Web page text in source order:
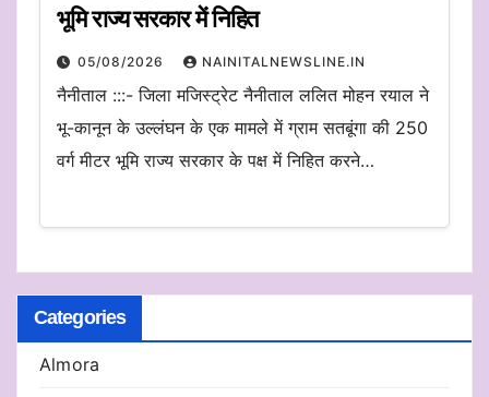
भूमि राज्य सरकार में निहित
05/08/2026 NAINITALNEWSLINE.IN
नैनीताल :::- जिला मजिस्ट्रेट नैनीताल ललित मोहन रयाल ने
भू-कानून के उल्लंघन के एक मामले में ग्राम सतबूंगा की 250
वर्ग मीटर भूमि राज्य सरकार के पक्ष में निहित करने…
Categories
Almora